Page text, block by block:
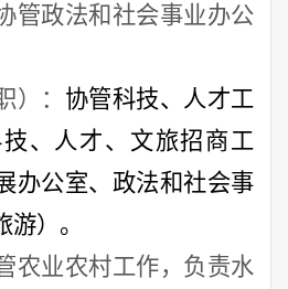
管政法和社会事业办公
）： 协管科技、人才工
、人才、文旅招商 工
办公室、政法和社会事
） 。
农业农村工作， 负责水